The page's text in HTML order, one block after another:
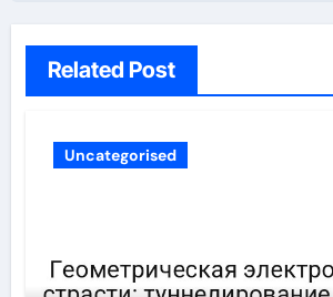
Related Post
Uncategorised